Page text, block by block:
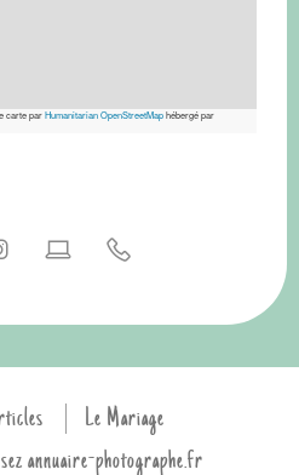
carte parHumanitarian OpenStreetMaphébergé par
Le Mariage
annuaire-photographe.fr